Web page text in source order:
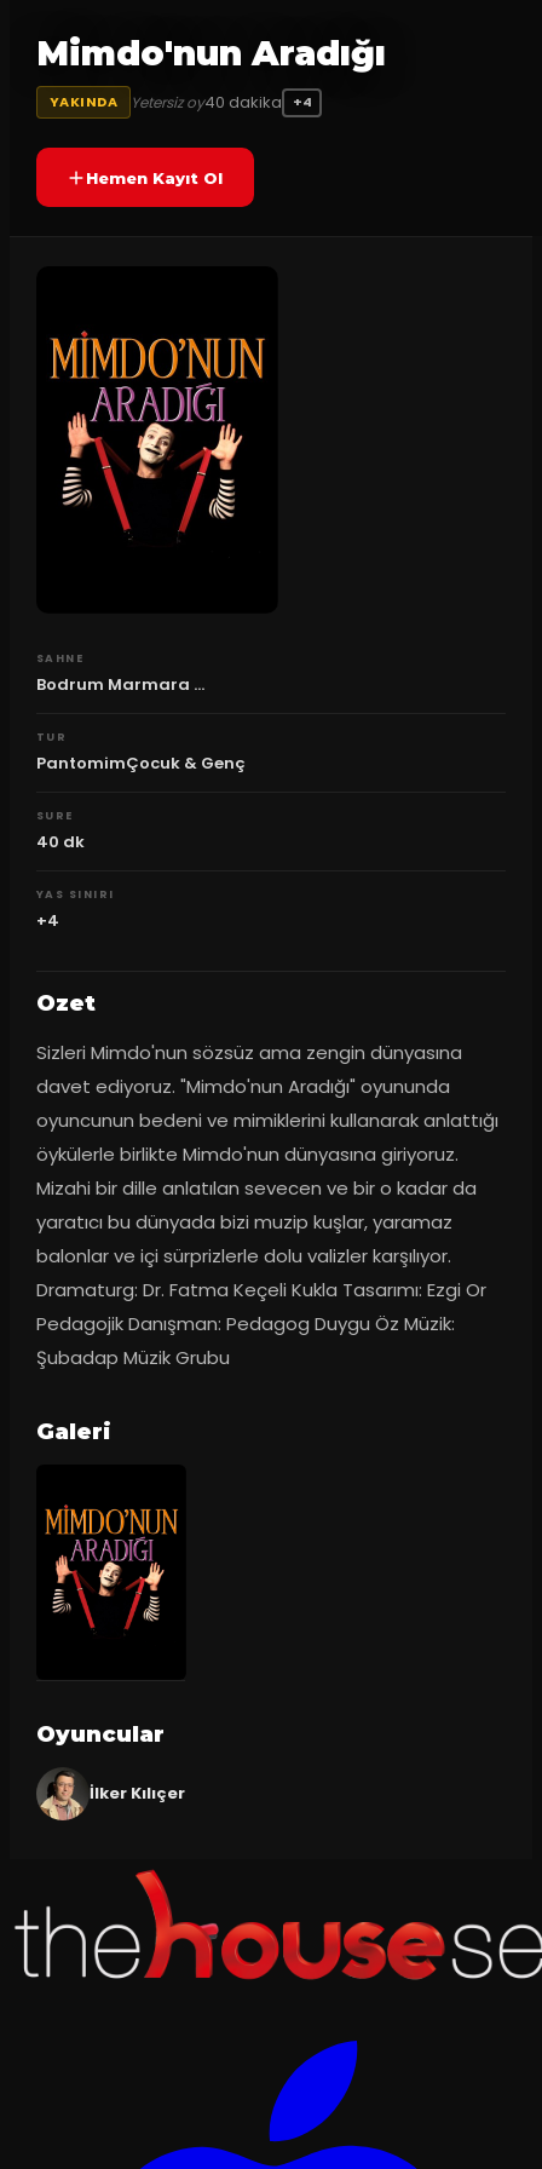
Mimdo'nun Aradığı
YAKINDA Yetersiz oy40 dakika +4
Hemen Kayıt Ol
SAHNE
Bodrum Marmara ...
TUR
PantomimÇocuk & Genç
SURE
40 dk
YAS SINIRI
+4
Ozet
Sizleri Mimdo'nun sözsüz ama zengin dünyasına
davet ediyoruz. "Mimdo'nun Aradığı" oyununda
oyuncunun bedeni ve mimiklerini kullanarak anlattığı
öykülerle birlikte Mimdo'nun dünyasına giriyoruz.
Mizahi bir dille anlatılan sevecen ve bir o kadar da
yaratıcı bu dünyada bizi muzip kuşlar, yaramaz
balonlar ve içi sürprizlerle dolu valizler karşılıyor.
Dramaturg: Dr. Fatma Keçeli Kukla Tasarımı: Ezgi Or
Pedagojik Danışman: Pedagog Duygu Öz Müzik:
Şubadap Müzik Grubu
Galeri
Oyuncular
İlker Kılıçer